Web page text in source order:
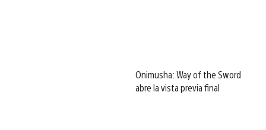
Onimusha: Way of the Sword
abre la vista previa final